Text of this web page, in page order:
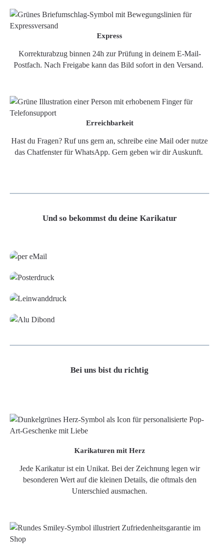
Express
Korrekturabzug binnen 24h zur Prüfung in deinem E-Mail-
Postfach. Nach Freigabe kann das Bild sofort in den Versand.
Erreichbarkeit
Hast du Fragen? Ruf uns gern an, schreibe eine Mail oder nutze
das Chatfenster für WhatsApp. Gern geben wir dir Auskunft.
Und so bekommst du deine Karikatur
Bei uns bist du richtig
Karikaturen mit Herz
Jede Karikatur ist ein Unikat. Bei der Zeichnung legen wir
besonderen Wert auf die kleinen Details, die oftmals den
Unterschied ausmachen.